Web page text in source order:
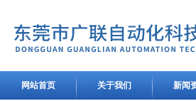
网站首页 关于我们 新闻